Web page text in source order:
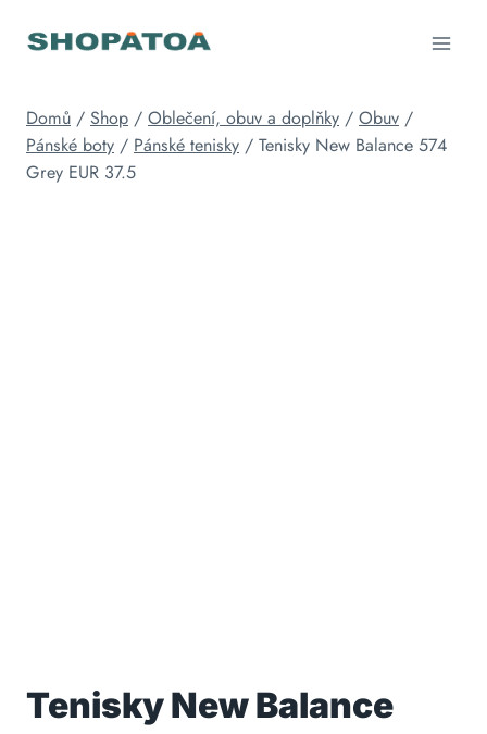
Domů / Shop / Oblečení, obuv a doplňky / Obuv /
Pánské boty / Pánské tenisky / Tenisky New Balance 574
Grey EUR 37.5
Tenisky New Balance